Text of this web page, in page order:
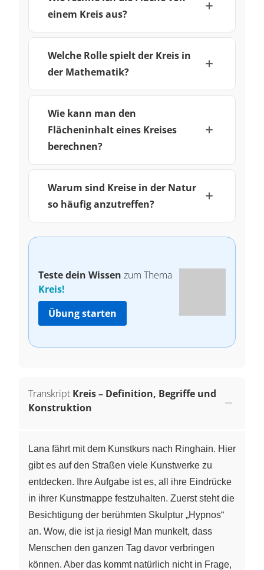
einem Kreis aus?
Welche Rolle spielt der Kreis in
der Mathematik?
Wie kann man den
Flächeninhalt eines Kreises
berechnen?
Warum sind Kreise in der Natur
so häufig anzutreffen?
Teste dein Wissen zum Thema
Kreis!
Übung starten
Transkript Kreis – Definition, Begriffe und
Konstruktion
Lana fährt mit dem Kunstkurs nach Ringhain. Hier
gibt es auf den Straßen viele Kunstwerke zu
entdecken. Ihre Aufgabe ist es, all ihre Eindrücke
in ihrer Kunstmappe festzuhalten. Zuerst steht die
Besichtigung der berühmten Skulptur „Hypnos“
an. Wow, die ist ja riesig! Man munkelt, dass
Menschen den ganzen Tag davor verbringen
können. Aber das kommt natürlich nicht in Frage,